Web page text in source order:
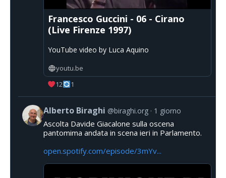
Francesco Guccini - 06 - Cirano
(Live Firenze 1997)
YouTube video by Luca Aquino
youtu.be
12
1
Alberto Biraghi @biraghi.org 1 giorno
Ascolta Davide Giacalone sulla oscena
pantomima andata in scena ieri in Parlamento.
open.spotify.com/episode/3mYv...